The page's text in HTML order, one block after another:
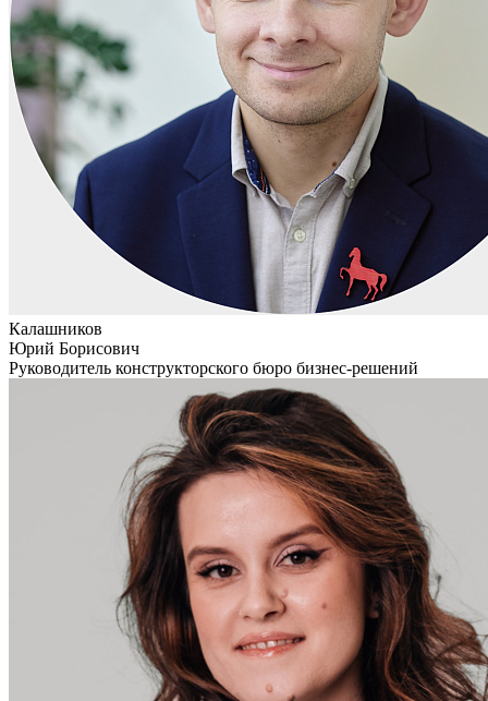
Калашников
Юрий Борисович
Руководитель конструкторского бюро бизнес-решений